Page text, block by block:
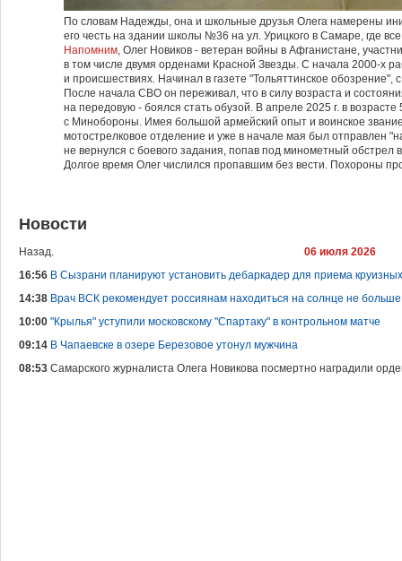
По словам Надежды, она и школьные друзья Олега намерены
его честь на здании школы №36 на ул. Урицкого в Самаре, где
Напомним, Олег Новиков - ветеран войны в Афганистане,
в том числе двумя орденами Красной Звезды. С начала 2000-х
и происшествиях. Начинал в газете "Тольяттинское обозрение",
После начала СВО он переживал, что в силу возраста и
на передовую - боялся стать обузой. В апреле 2025 г. в возрасте
с Минобороны. Имея большой армейский опыт и воинское
мотострелковое отделение и уже в начале мая был отправлен
не вернулся с боевого задания, попав под минометный обстрел
Долгое время Олег числился пропавшим без вести. Похороны
Новости
Назад.
06 июля 2026
16:56 В Сызрани планируют установить дебаркадер для приема
14:38 Врач ВСК рекомендует россиянам находиться на солнце не
10:00 "Крылья" уступили московскому "Спартаку" в контрольном матче
09:14 В Чапаевске в озере Березовое утонул мужчина
08:53 Самарского журналиста Олега Новикова посмертно наградили